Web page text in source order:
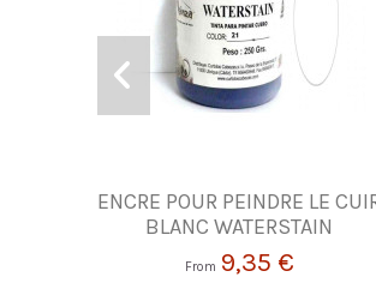
ENCRE POUR PEINDRE LE
BLANC WATERSTAIN
From 9,35 €